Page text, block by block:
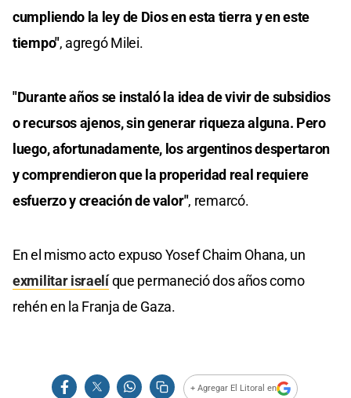
cumpliendo la ley de Dios en esta tierra y en este
tiempo", agregó Milei.
"Durante años se instaló la idea de vivir de subsidios
o recursos ajenos, sin generar riqueza alguna. Pero
luego, afortunadamente, los argentinos despertaron
y comprendieron que la properidad real requiere
esfuerzo y creación de valor", remarcó.
En el mismo acto expuso Yosef Chaim Ohana, un
exmilitar israelíque permaneció dos años como
rehén en la Franja de Gaza.
+ Agregar El Litoral en